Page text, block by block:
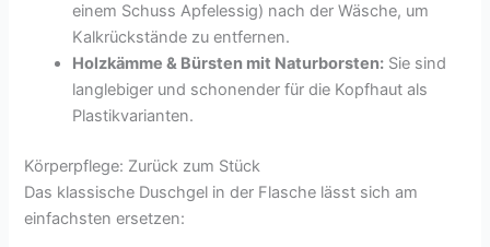
einem Schuss Apfelessig) nach der Wäsche, um
Kalkrückstände zu entfernen.
Holzkämme & Bürsten mit Naturborsten: Sie sind
langlebiger und schonender für die Kopfhaut als
Plastikvarianten.
Körperpflege: Zurück zum Stück
Das klassische Duschgel in der Flasche lässt sich am
einfachsten ersetzen: